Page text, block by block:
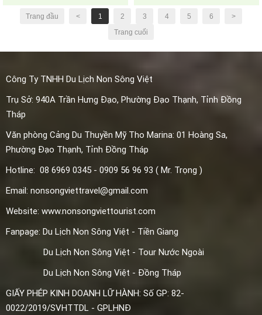
Trang đầu < 1 2 3 4 5 6
>
Trang cuối
Công Ty TNHH Du Lịch Non Sông Việt
Trụ Sở: 940A Trần Hưng Đạo, Phường Đạo Thạnh, Tỉnh Đồng
Tháp
Văn phòng Cảng Du Thuyền Mỹ Tho Marina: 01 Hoàng Sa,
Phường Đạo Thạnh, Tỉnh Đồng Tháp
Hotline: 08 6969 0345 - 0909 56 96 93 ( Mr. Trọng )
Email: nonsongviettravel@gmail.com
Website: www.nonsongviettourist.com
Fanpage: Du Lịch Non Sông Việt - Tiền Giang
Du Lịch Non Sông Việt - Tour Nước Ngoài
Du Lịch Non Sông Việt - Đồng Tháp
GIẤY PHÉP KINH DOANH LỮ HÀNH: Số GP: 82-
0022/2019/SVHTTDL - GPLHNĐ